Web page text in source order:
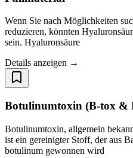
Wenn Sie nach Möglichkeiten
reduzieren, könnten
sein. Hyaluronsäure
Details anzeigen →
Botulinumtoxin (B-tox &
Botulinumtoxin, allgemein
ist ein gereinigter Stoff, der aus
botulinum gewonnen wird